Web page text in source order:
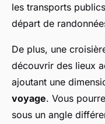
les transports
départ de
De plus, une
découvrir des lieux
ajoutant une
voyage. Vous
sous un angle